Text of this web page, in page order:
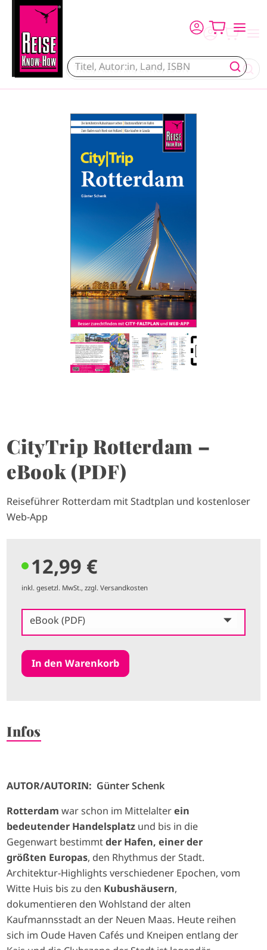
CityTrip Rotterdam –
eBook (PDF)
Reiseführer Rotterdam mit Stadtplan und kostenloser
Web-App
12,99 €
inkl. gesetzl. MwSt., zzgl. Versandkosten
eBook (PDF)
Infos
AUTOR/AUTORIN: Günter Schenk
Rotterdam war schon im Mittelalterein
bedeutender Handelsplatz und bis in die
Gegenwart bestimmtder Hafen, einer der
größten Europas, den Rhythmus der Stadt.
Architektur-Highlights verschiedener Epochen, vom
Witte Huis bis zu den Kubushäusern,
dokumentieren den Wohlstand der alten
Kaufmannsstadt an der Neuen Maas. Heute reihen
sich im Oude Haven Cafés und Kneipen entlang der